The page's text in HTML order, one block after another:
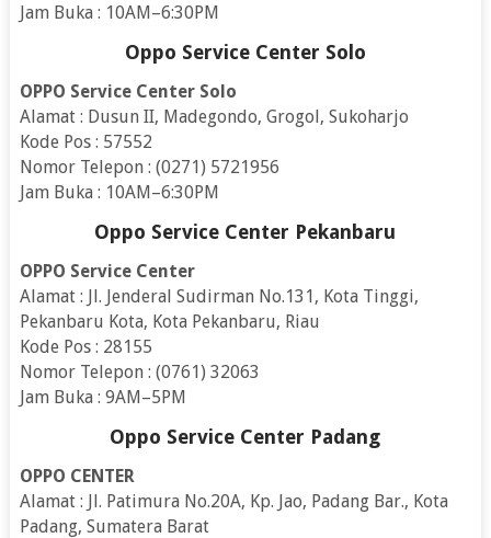
Jam Buka : 10AM–6:30PM
Oppo Service Center Solo
OPPO Service Center Solo
Alamat : Dusun II, Madegondo, Grogol, Sukoharjo
Kode Pos : 57552
Nomor Telepon : (0271) 5721956
Jam Buka : 10AM–6:30PM
Oppo Service Center Pekanbaru
OPPO Service Center
Alamat : Jl. Jenderal Sudirman No.131, Kota Tinggi,
Pekanbaru Kota, Kota Pekanbaru, Riau
Kode Pos : 28155
Nomor Telepon : (0761) 32063
Jam Buka : 9AM–5PM
Oppo Service Center Padang
OPPO CENTER
Alamat : Jl. Patimura No.20A, Kp. Jao, Padang Bar., Kota
Padang, Sumatera Barat